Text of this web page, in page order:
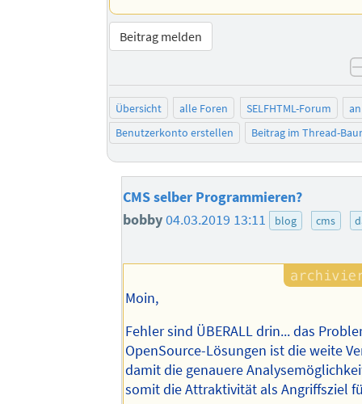
Beitrag melden
Übersicht alle Foren SELFHTML-Forum
Benutzerkonto erstellen
Beitrag im Thread-
CMS selber Programmieren?
bobby04.03.2019 13:11 blog cms
Moin,
Fehler sind ÜBERALL drin... das
OpenSource-Lösungen ist die weite
damit die genauere
somit die Attraktivität als Angriffsziel